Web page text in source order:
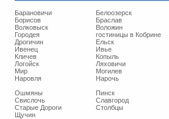
Барановичи Белоозерск
Борисов
Браслав
Волковыск
Воложин
Городея
гостиницы в Кобрине
Дрогичин
Ельск
Ивенец
Ивье
Кличев
Копыль
Логойск
Ляховичи
Мир
Могилев
Наровля
Нарочь
Ошмяны
Пинск
Свислочь
Славгород
Старые Дороги
Столбцы
Щучин